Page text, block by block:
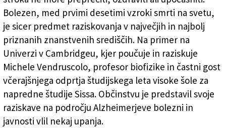
Bolezen, med prvimi desetimi vzroki smrti na svetu,
je sicer predmet raziskovanja v največjih in najbolj
priznanih znanstvenih središčih. Na primer na
Univerzi v Cambridgeu, kjer poučuje in raziskuje
Michele Vendruscolo, profesor biofizike in častni gost
včerajšnjega odprtja študijskega leta visoke šole za
napredne študije Sissa. Občinstvu je predstavil svoje
raziskave na področju Alzheimerjeve bolezni in
javnosti vlil nekaj upanja.